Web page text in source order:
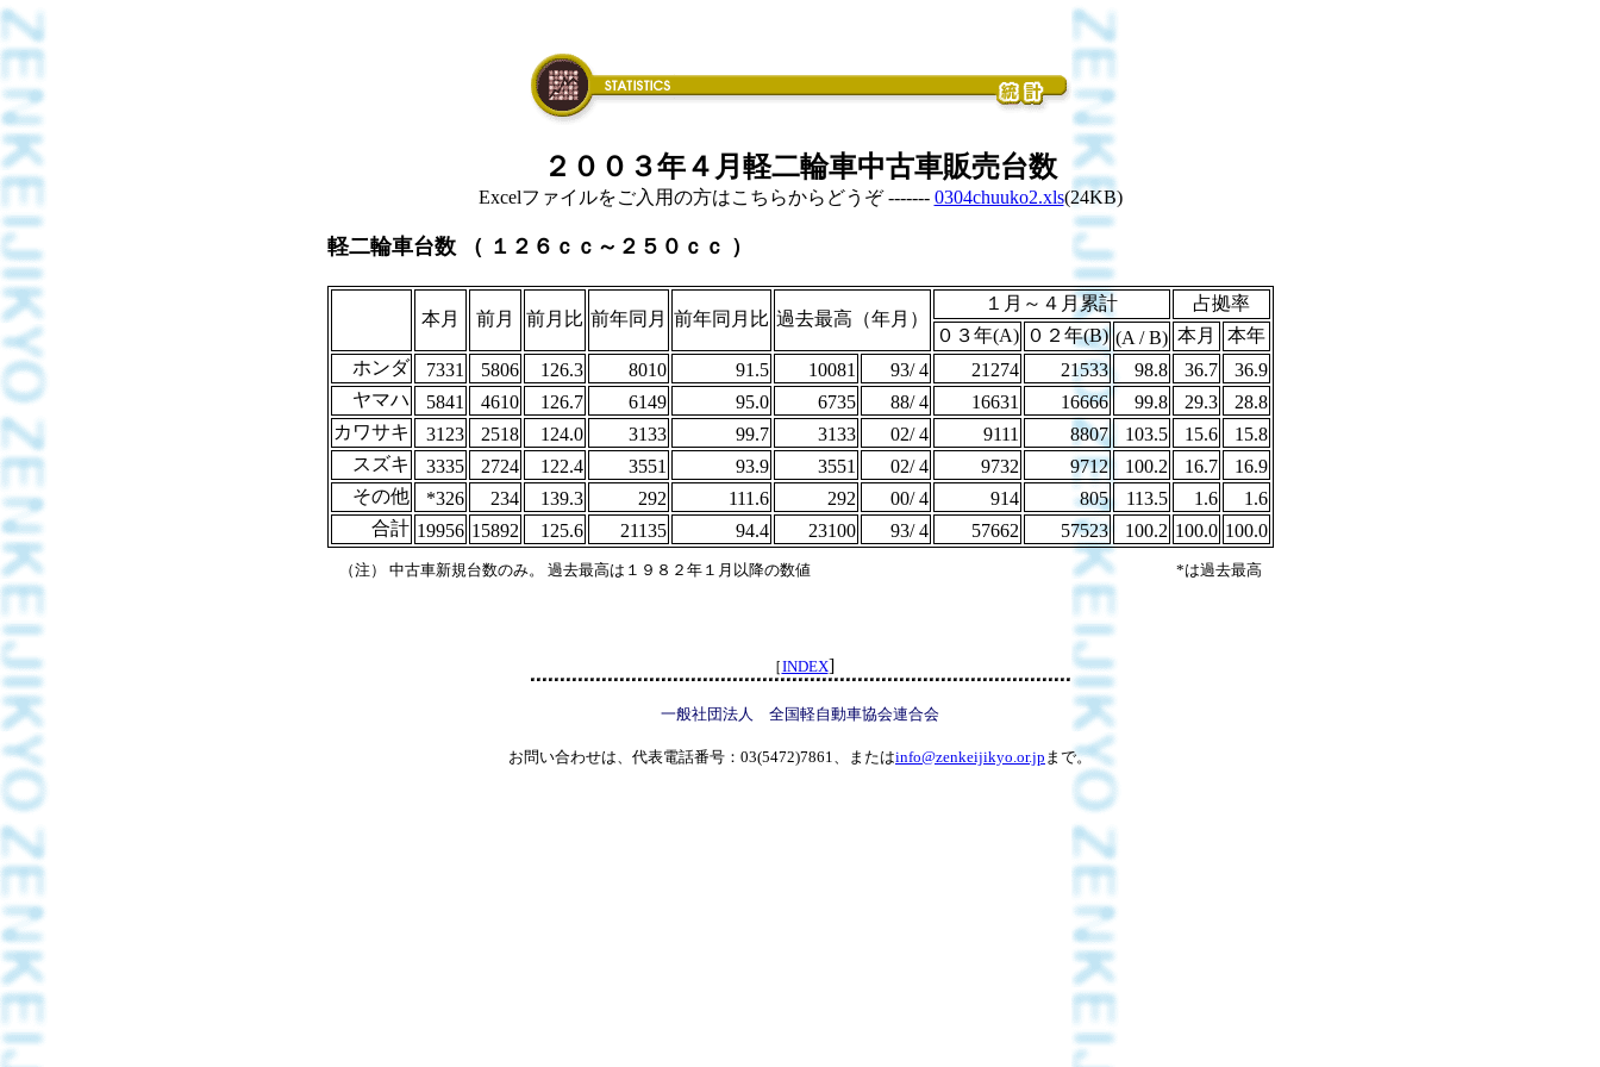
２００３年４月軽二輪車中古車販売台数
Excelファイルをご入用の方はこちらからどうぞ ------- 0304chuuko2.xls(24KB)
軽二輪車台数 （ １２６ｃｃ～２５０ｃｃ ）
本月 前月 前月比 前年同月 前年同月比 過去最高（年月）
１月～４月累計
占拠率
０３年(A) ０２年(B) (A / B) 本月
本年
ホンダ
7331 5806 126.3 8010 91.5 10081 93/ 4 21274 21533 98.8 36.7
36.9
ヤマハ
5841 4610 126.7 6149 95.0 6735 88/ 4 16631 16666 99.8 29.3
28.8
カワサキ
3123 2518 124.0 3133 99.7 3133 02/ 4 9111 8807 103.5 15.6
15.8
スズキ
3335 2724 122.4 3551 93.9 3551 02/ 4 9732 9712 100.2 16.7
16.9
その他
*326 234 139.3 292 111.6 292 00/ 4 914 805 113.5 1.6
1.6
合計 19956 15892 125.6 21135 94.4 23100 93/ 4 57662 57523 100.2 100.0 100.0
（注） 中古車新規台数のみ。 過去最高は１９８２年１月以降の数値 *は過去最高
［INDEX]
一般社団法人 全国軽自動車協会連合会
お問い合わせは、代表電話番号：03(5472)7861、またはinfo@zenkeijikyo.or.jp まで。